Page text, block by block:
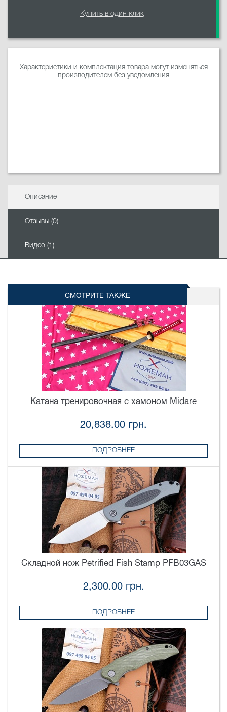
Купить в один клик
Характеристики и комплектация товара могут изменяться
производителем без уведомления
Описание
Отзывы (0)
Видео (1)
СМОТРИТЕ ТАКЖЕ
Катана тренировочная с хамоном Midare
20,838.00 грн.
ПОДРОБНЕЕ
Складной нож Petrified Fish Stamp PFB03GAS
2,300.00 грн.
ПОДРОБНЕЕ